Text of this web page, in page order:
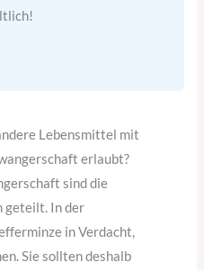
Lebensmittel mit
erlaubt?
sind die
geteilt. In der
in Verdacht,
Sie sollten deshalb